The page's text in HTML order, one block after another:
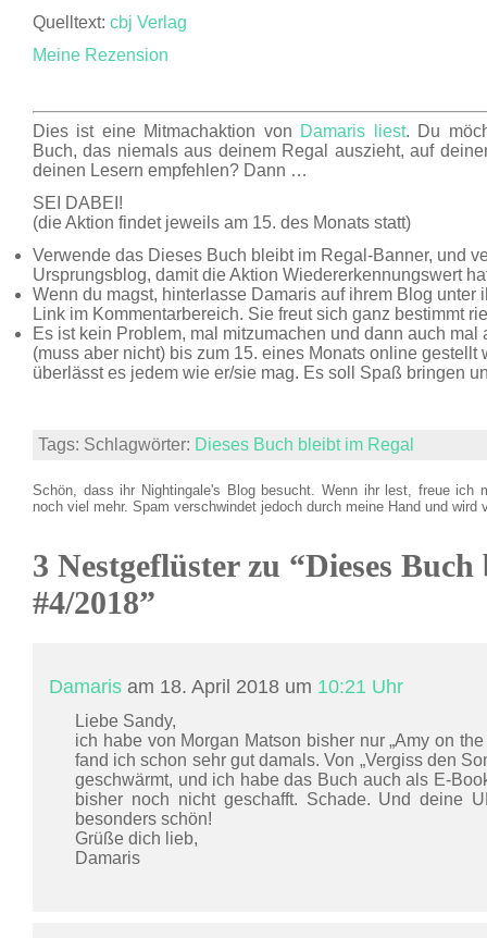
Quelltext: cbj Verlag
Meine Rezension
Dies ist eine Mitmachaktion von Damaris liest. Du
Buch, das niemals aus deinem Regal auszieht, auf
deinen Lesern empfehlen? Dann …
SEI DABEI!
(die Aktion findet jeweils am 15. des Monats statt)
Verwende das Dieses Buch bleibt im Regal-Banner, und
Ursprungsblog, damit die Aktion Wiedererkennungswert
Wenn du magst, hinterlasse Damaris auf ihrem Blog unter
Link im Kommentarbereich. Sie freut sich ganz bestimmt
Es ist kein Problem, mal mitzumachen und dann auch
(muss aber nicht) bis zum 15. eines Monats online gestellt
überlässt es jedem wie er/sie mag. Es soll Spaß bringen
Tags: Schlagwörter: Dieses Buch bleibt im Regal
Schön, dass ihr Nightingale's Blog besucht. Wenn ihr lest, freue ich
noch viel mehr. Spam verschwindet jedoch durch meine Hand und wird
3 Nestgeflüster zu “Dieses
#4/2018”
Damaris am 18. April 2018 um 10:21 Uhr
Liebe Sandy,
ich habe von Morgan Matson bisher nur „Amy on
fand ich schon sehr gut damals. Von „Vergiss den
geschwärmt, und ich habe das Buch auch als E-
bisher noch nicht geschafft. Schade. Und deine
besonders schön!
Grüße dich lieb,
Damaris